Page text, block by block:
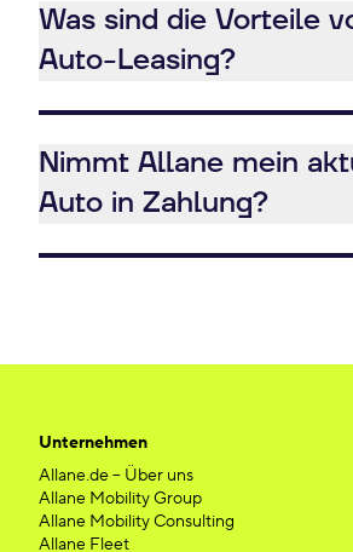
Was sind die Vorteile
Auto-Leasing?
Nimmt Allane mein
Auto in Zahlung?
Unternehmen
Allane.de – Über uns
Allane Mobility Group
Allane Mobility Consulting
Allane Fleet